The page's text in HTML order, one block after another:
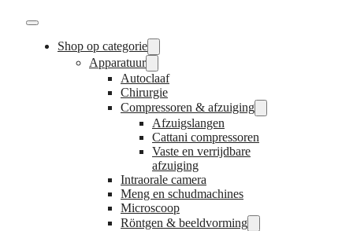
Shop op categorie
Apparatuur
Autoclaaf
Chirurgie
Compressoren & afzuiging
Afzuigslangen
Cattani compressoren
Vaste en verrijdbare
afzuiging
Intraorale camera
Meng en schudmachines
Microscoop
Röntgen & beeldvorming